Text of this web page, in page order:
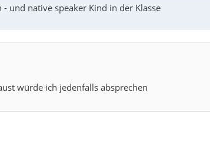
und native speaker Kind in der Klasse
würde ich jedenfalls absprechen